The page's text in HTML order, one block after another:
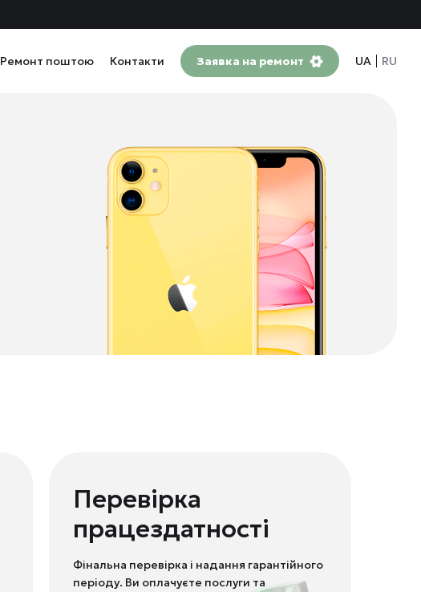
Ремонт поштою Контакти Заявка на ремонт UA RU
Перевірка
працездатності
Фінальна перевірка і надання гарантійного
періоду. Ви оплачуєте послуги та